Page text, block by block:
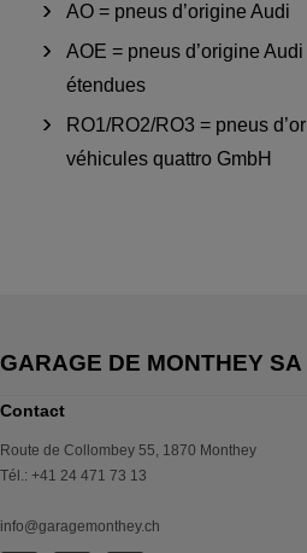
AO = pneus d’origine Audi
AOE = pneus d’origine
étendues
RO1/RO2/RO3 = pneus
véhicules quattro GmbH
Contact
Route de Collombey 55, 1870 Monthey
Tél.: +41 24 471 73 13
info@garagemonthey.ch